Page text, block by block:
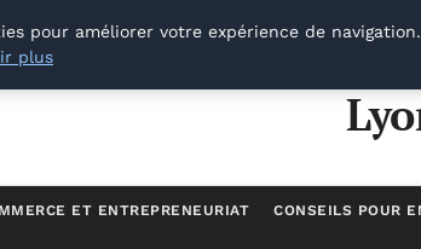
ET ENTREPRENEURIAT CONSEILS POUR
pour améliorer votre expérience de
plus